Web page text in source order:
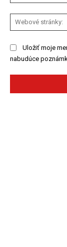
Uložiť moje
nabudúce